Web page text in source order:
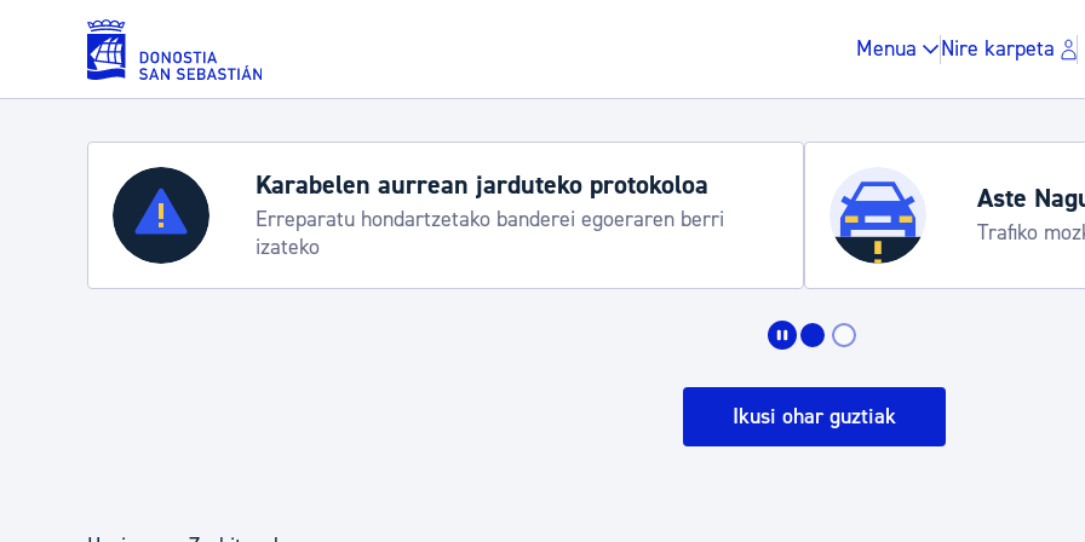
Eduki nagusira joan
Menua Nire karpeta
Zerbitzuak
Errolda eta gai pertsonalak
Gune publikoa,
Karabelen aurrean jarduteko protokoloa
Erreparatu hondartzetako banderei egoeraren berri
izateko
Aste
Trafiko
Ikusi ohar guztiak